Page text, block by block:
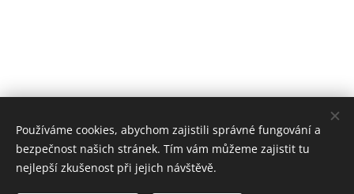
Používáme cookies, abychom zajistili správné fungování a
bezpečnost našich stránek. Tím vám můžeme zajistit tu
nejlepší zkušenost při jejich návštěvě.